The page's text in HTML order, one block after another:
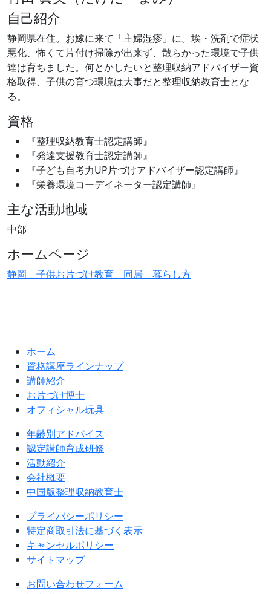
自己紹介
静岡県在住。お嫁に来て「主婦湿疹」に。埃・洗剤で症状
悪化、怖くて片付け掃除が出来ず、散らかった環境で子供
達は育ちました。何とかしたいと整理収納アドバイザー資
格取得、子供の育つ環境は大事だと整理収納教育士とな
る。
資格
『整理収納教育士認定講師』
『発達支援教育士認定講師』
『子ども自考力UP片づけアドバイザー認定講師』
『栄養環境コーデイネーター認定講師』
主な活動地域
中部
ホームページ
静岡 子供お片づけ教育 同居 暮らし方
ホーム
資格講座ラインナップ
講師紹介
お片づけ博士
オフィシャル玩具
年齢別アドバイス
認定講師育成研修
活動紹介
会社概要
中国版整理収納教育士
プライバシーポリシー
特定商取引法に基づく表示
キャンセルポリシー
サイトマップ
お問い合わせフォーム